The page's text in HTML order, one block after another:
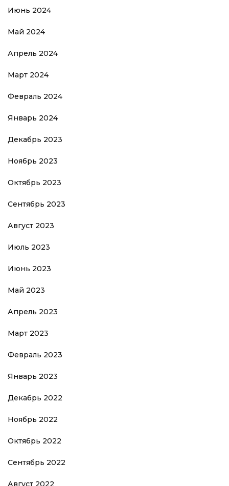
Июнь 2024
Май 2024
Апрель 2024
Март 2024
Февраль 2024
Январь 2024
Декабрь 2023
Ноябрь 2023
Октябрь 2023
Сентябрь 2023
Август 2023
Июль 2023
Июнь 2023
Май 2023
Апрель 2023
Март 2023
Февраль 2023
Январь 2023
Декабрь 2022
Ноябрь 2022
Октябрь 2022
Сентябрь 2022
Август 2022